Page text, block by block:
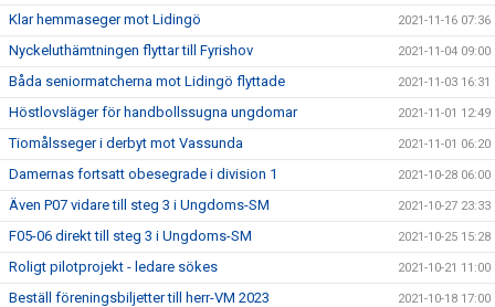
Klar hemmaseger mot Lidingö 2021-11-16 07:36
Nyckeluthämtningen flyttar till Fyrishov 2021-11-04 09:00
Båda seniormatcherna mot Lidingö flyttade 2021-11-03 16:31
Höstlovsläger för handbollssugna ungdomar 2021-11-01 12:49
Tiomålsseger i derbyt mot Vassunda 2021-11-01 06:20
Damernas fortsatt obesegrade i division 1 2021-10-28 06:00
Även P07 vidare till steg 3 i Ungdoms-SM 2021-10-27 23:33
F05-06 direkt till steg 3 i Ungdoms-SM 2021-10-25 15:28
Roligt pilotprojekt - ledare sökes 2021-10-21 11:00
Beställ föreningsbiljetter till herr-VM 2023 2021-10-18 17:00